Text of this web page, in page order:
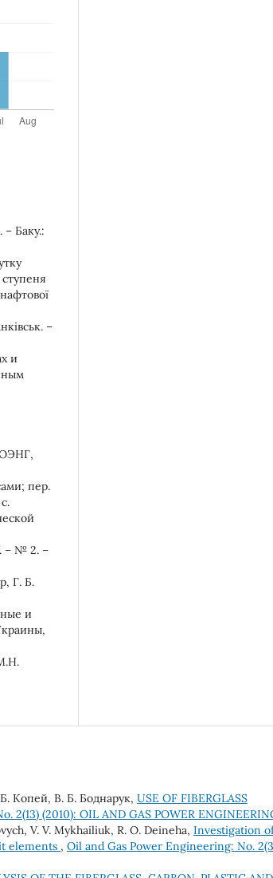
Баку.:
–
и
пер.
– № 2. –
Г. Б.
и
Копей, В. Б. Боднарук, USE OF FIBERGLASS
2(13) (2010): OIL AND GAS POWER
V. V. Mykhailiuk, R. О. Deineha, Investigation
elements , Oil and Gas Power Engineering: No.